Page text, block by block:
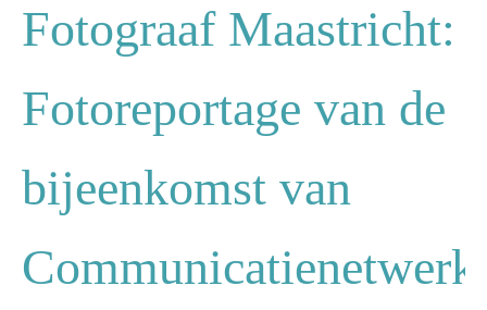
Fotograaf Maastricht:
Fotoreportage van de
bijeenkomst van
Communicatienetwerk